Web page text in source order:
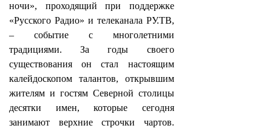
ночи», проходящий при поддержке
«Русского Радио» и телеканала РУ.ТВ,
– событие с многолетними
традициями. За годы своего
существования он стал настоящим
калейдоскопом талантов, открывшим
жителям и гостям Северной столицы
десятки имен, которые сегодня
занимают верхние строчки чартов.